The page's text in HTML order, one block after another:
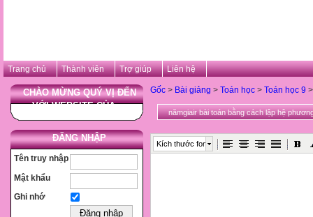
Trang chủ Thành viên Trợ giúp Liên hệ
CHÀO MỪNG QUÝ VỊ ĐẾN
VỚI WEBSITE CỦA ...
ĐĂNG NHẬP
Tên truy nhập
Mật khẩu
Ghi nhớ
Gốc > Bài giảng > Toán học > Toán học 9 >
nămgiair bài toán bằng cách lập hệ
Kích thước font